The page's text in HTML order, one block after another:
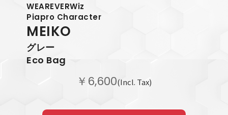
WEAREVERWiz
Piapro Character
MEIKO
グレー
Eco Bag
￥6,600(Incl. Tax)